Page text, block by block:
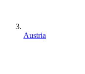
Austria